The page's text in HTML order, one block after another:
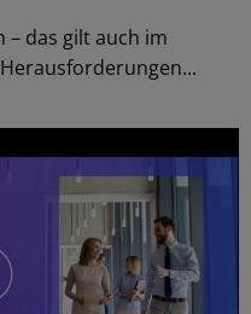
das gilt auch im